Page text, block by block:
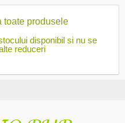
toate produsele
disponibil si nu se
reduceri